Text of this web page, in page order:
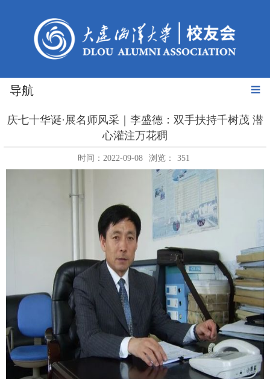
导航
庆七十华诞·展名师风采｜李盛德：双手扶持千树茂 潜
心灌注万花稠
时间：2022-09-08 浏览： 351